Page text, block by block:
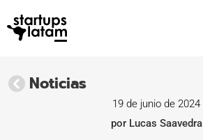
Noticias
19 de junio de 2024
por Lucas Saavedra